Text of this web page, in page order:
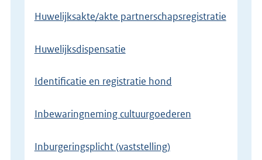
Huwelijksakte/akte partnerschapsregistratie
Huwelijksdispensatie
Identificatie en registratie hond
Inbewaringneming cultuurgoederen
Inburgeringsplicht (vaststelling)